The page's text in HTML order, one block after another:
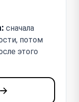
сначала
потом
этого